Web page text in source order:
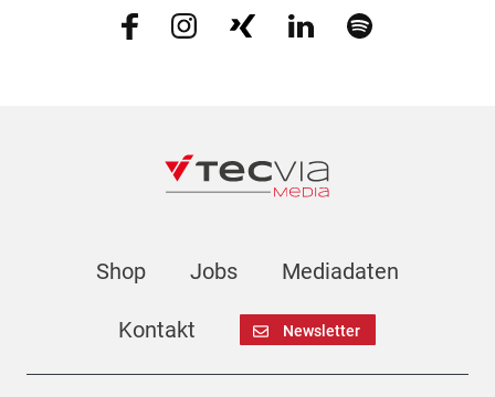
Shop Jobs Mediadaten
Kontakt Newsletter